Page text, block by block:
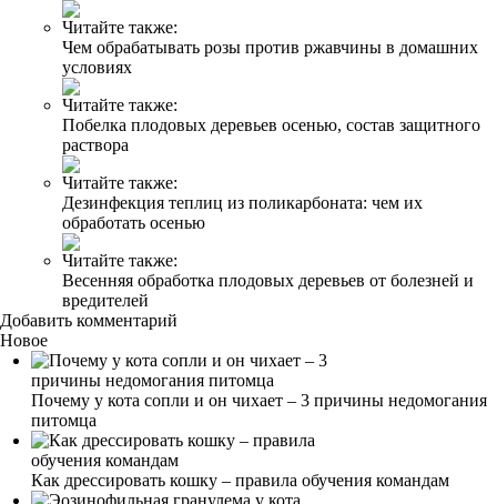
Читайте также:
Чем обрабатывать розы против ржавчины в домашних
условиях
Читайте также:
Побелка плодовых деревьев осенью, состав защитного
раствора
Читайте также:
Дезинфекция теплиц из поликарбоната: чем их
обработать осенью
Читайте также:
Весенняя обработка плодовых деревьев от болезней и
вредителей
Добавить комментарий
Новое
Почему у кота сопли и он чихает – 3 причины недомогания
питомца
Как дрессировать кошку – правила обучения командам